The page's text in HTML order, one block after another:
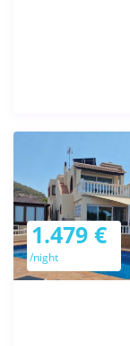
1.479 €
/night